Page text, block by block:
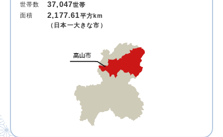
世帯数
37,047世帯
面積
2,177.61平方km
（日本一大きな市）